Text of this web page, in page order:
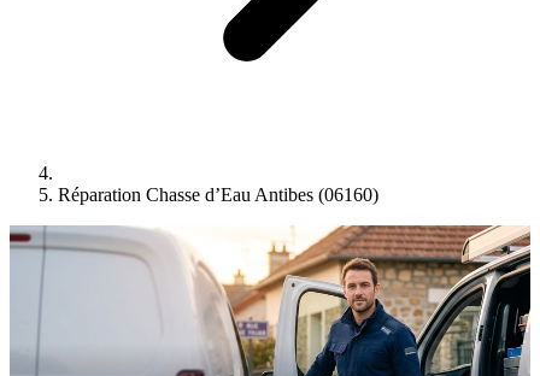
Réparation Chasse d’Eau Antibes (06160)